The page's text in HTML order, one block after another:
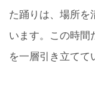
た踊りは、場所を
います。この時間
を一層引き立てて